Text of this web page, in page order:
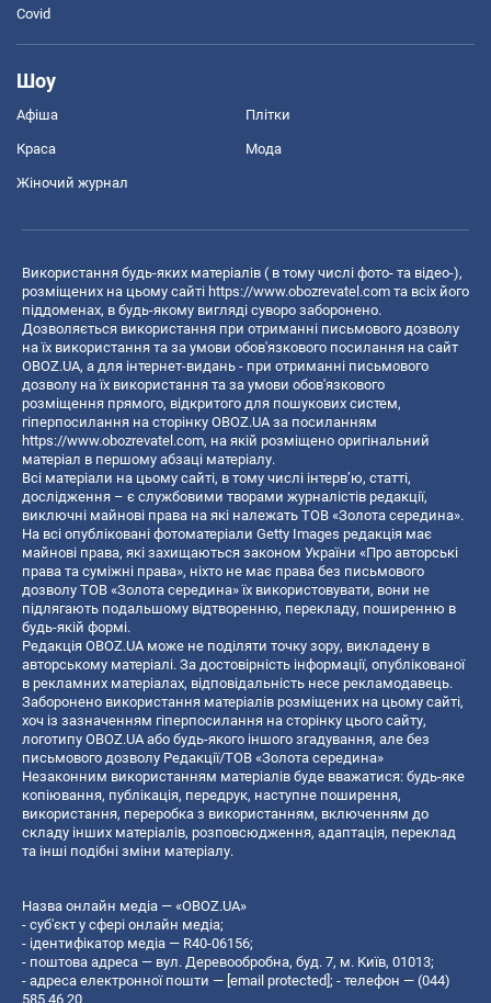
Covid
Шоу
Афіша Плітки
Краса Мода
Жіночий журнал
Використання будь-яких матеріалів ( в тому числі фото- та відео-),
розміщених на цьому сайті https://www.obozrevatel.com та всіх його
піддоменах, в будь-якому вигляді суворо заборонено.
Дозволяється використання при отриманні письмового дозволу
на їх використання та за умови обов'язкового посилання на сайт
OBOZ.UA, а для інтернет-видань - при отриманні письмового
дозволу на їх використання та за умови обов'язкового
розміщення прямого, відкритого для пошукових систем,
гіперпосилання на сторінку OBOZ.UA за посиланням
https://www.obozrevatel.com, на якій розміщено оригінальний
матеріал в першому абзаці матеріалу.
Всі матеріали на цьому сайті, в тому числі інтерв’ю, статті,
дослідження – є службовими творами журналістів редакції,
виключні майнові права на які належать ТОВ «Золота середина».
На всі опубліковані фотоматеріали Getty Images редакція має
майнові права, які захищаються законом України «Про авторські
права та суміжні права», ніхто не має права без письмового
дозволу ТОВ «Золота середина» їх використовувати, вони не
підлягають подальшому відтворенню, перекладу, поширенню в
будь-якій формі.
Редакція OBOZ.UA може не поділяти точку зору, викладену в
авторському матеріалі. За достовірність інформації, опублікованої
в рекламних матеріалах, відповідальність несе рекламодавець.
Заборонено використання матеріалів розміщених на цьому сайті,
хоч із зазначенням гіперпосилання на сторінку цього сайту,
логотипу OBOZ.UA або будь-якого іншого згадування, але без
письмового дозволу Редакції/ТОВ «Золота середина»
Незаконним використанням матеріалів буде вважатися: будь-яке
копiювання, публiкацiя, передрук, наступне поширення,
використання, переробка з використанням, включенням до
складу інших матеріалів, розповсюдження, адаптація, переклад
та інші подібні зміни матеріалу.
Назва онлайн медіа — «OBOZ.UA»
- суб'єкт у сфері онлайн медіа;
- ідентифікатор медіа — R40-06156;
- поштова адреса — вул. Деревообробна, буд. 7, м. Київ, 01013;
- адреса електронної пошти — [email protected] ; - телефон — (044)
585 46 20